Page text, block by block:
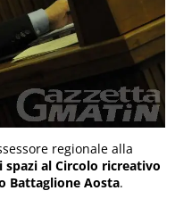
regionale alla
spazi al Circolo ricreativo
Battaglione Aosta.